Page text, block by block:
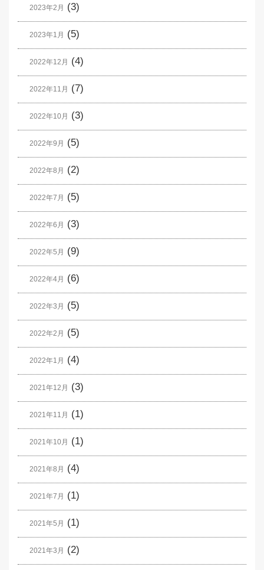
2023年2月 (3)
2023年1月 (5)
2022年12月 (4)
2022年11月 (7)
2022年10月 (3)
2022年9月 (5)
2022年8月 (2)
2022年7月 (5)
2022年6月 (3)
2022年5月 (9)
2022年4月 (6)
2022年3月 (5)
2022年2月 (5)
2022年1月 (4)
2021年12月 (3)
2021年11月 (1)
2021年10月 (1)
2021年8月 (4)
2021年7月 (1)
2021年5月 (1)
2021年3月 (2)